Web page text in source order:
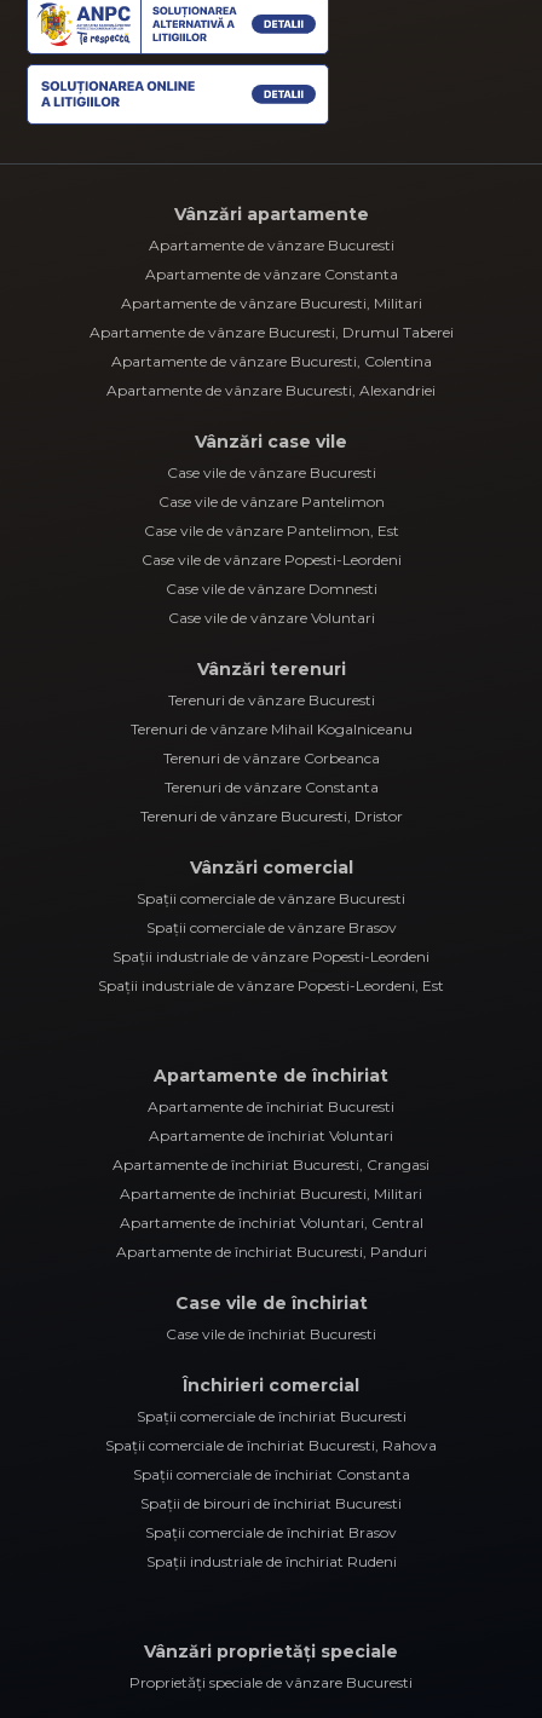
Vânzări apartamente
Apartamente de vânzare Bucuresti
Apartamente de vânzare Constanta
Apartamente de vânzare Bucuresti, Militari
Apartamente de vânzare Bucuresti, Drumul Taberei
Apartamente de vânzare Bucuresti, Colentina
Apartamente de vânzare Bucuresti, Alexandriei
Vânzări case vile
Case vile de vânzare Bucuresti
Case vile de vânzare Pantelimon
Case vile de vânzare Pantelimon, Est
Case vile de vânzare Popesti-Leordeni
Case vile de vânzare Domnesti
Case vile de vânzare Voluntari
Vânzări terenuri
Terenuri de vânzare Bucuresti
Terenuri de vânzare Mihail Kogalniceanu
Terenuri de vânzare Corbeanca
Terenuri de vânzare Constanta
Terenuri de vânzare Bucuresti, Dristor
Vânzări comercial
Spații comerciale de vânzare Bucuresti
Spații comerciale de vânzare Brasov
Spații industriale de vânzare Popesti-Leordeni
Spații industriale de vânzare Popesti-Leordeni, Est
Apartamente de închiriat
Apartamente de închiriat Bucuresti
Apartamente de închiriat Voluntari
Apartamente de închiriat Bucuresti, Crangasi
Apartamente de închiriat Bucuresti, Militari
Apartamente de închiriat Voluntari, Central
Apartamente de închiriat Bucuresti, Panduri
Case vile de închiriat
Case vile de închiriat Bucuresti
Închirieri comercial
Spații comerciale de închiriat Bucuresti
Spații comerciale de închiriat Bucuresti, Rahova
Spații comerciale de închiriat Constanta
Spații de birouri de închiriat Bucuresti
Spații comerciale de închiriat Brasov
Spații industriale de închiriat Rudeni
Vânzări proprietăți speciale
Proprietăți speciale de vânzare Bucuresti